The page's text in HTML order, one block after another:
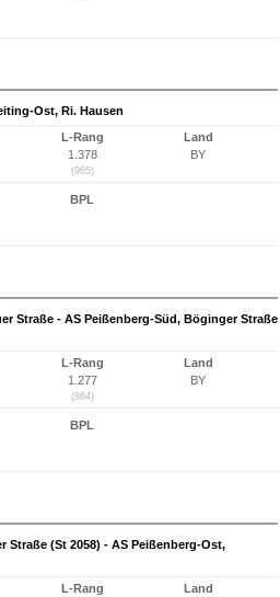
Ost, Ri. Hausen
L-Rang
1.378
(965)
Land
BY
BPL
Straße - AS Peißenberg-Süd, Böginger Straße
L-Rang
1.277
(864)
Land
BY
BPL
Straße (St 2058) - AS Peißenberg-Ost,
L-Rang
Land